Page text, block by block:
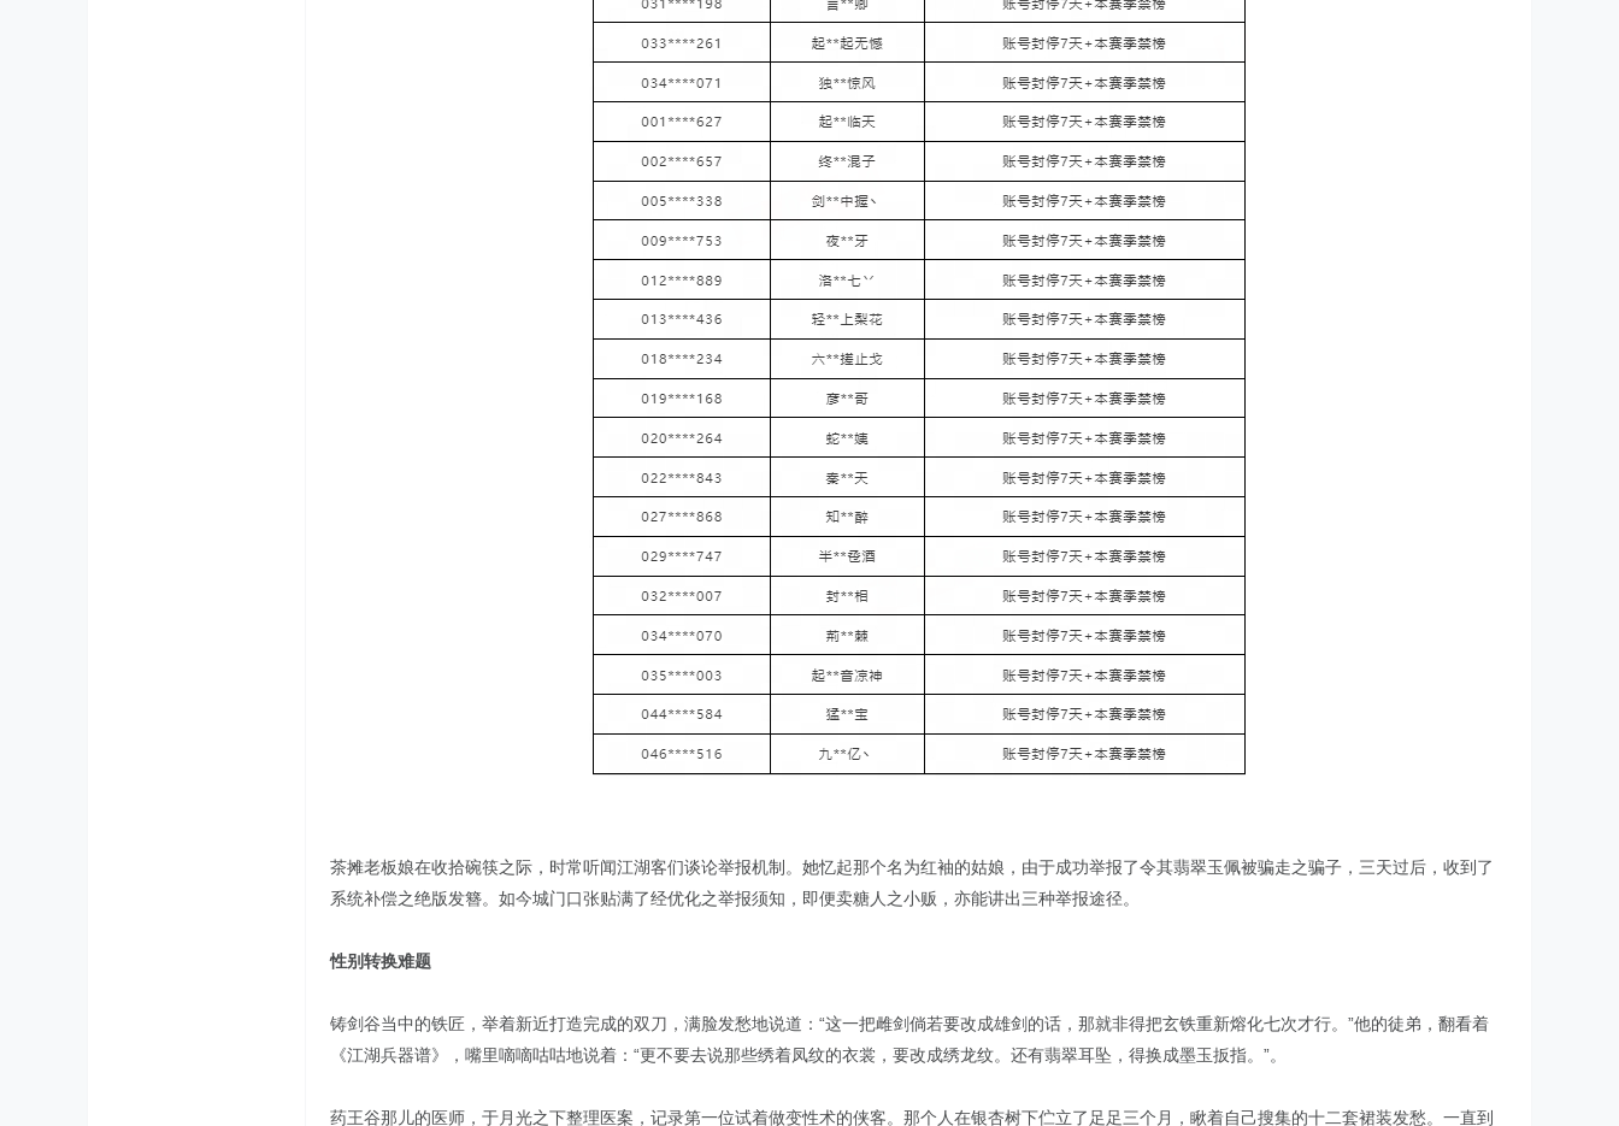
茶摊老板娘在收拾碗筷之际，时常听闻江湖客们谈论举报机制。她忆起那个名为红袖的姑娘，由于成功举报了令其翡翠玉佩被骗走之骗子，三天过后，收到了
系统补偿之绝版发簪。如今城门口张贴满了经优化之举报须知，即便卖糖人之小贩，亦能讲出三种举报途径。
性别转换难题
铸剑谷当中的铁匠，举着新近打造完成的双刀，满脸发愁地说道：“这一把雌剑倘若要改成雄剑的话，那就非得把玄铁重新熔化七次才行。”他的徒弟，翻看着
《江湖兵器谱》，嘴里嘀嘀咕咕地说着：“更不要去说那些绣着凤纹的衣裳，要改成绣龙纹。还有翡翠耳坠，得换成墨玉扳指。”。
药王谷那儿的医师，于月光之下整理医案，记录第一位试着做变性术的侠客。那个人在银杏树下伫立了足足三个月，瞅着自己搜集的十二套裙装发愁。一直到